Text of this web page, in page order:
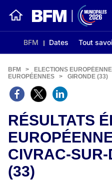
BFM Dates Tout
BFM > ELECTIONS
EUROPÉENNES
> GIRONDE (33)
RÉSULTATS
CIVRAC-
(33)